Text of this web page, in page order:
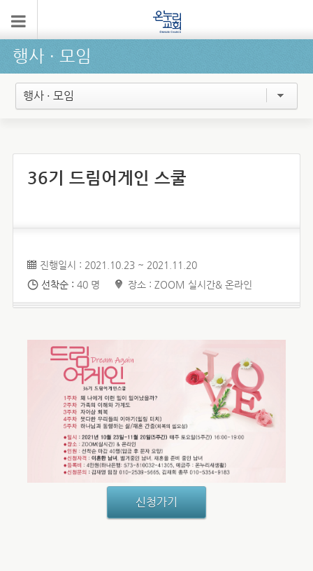
행사 ∙ 모임
행사 · 모임
36기 드림어게인 스쿨
진행일시 : 2021.10.23 ~ 2021.11.20
선착순 : 40 명 장소 : ZOOM 실시간& 온라인
신청가기